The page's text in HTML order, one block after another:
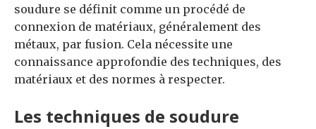
soudure se définit comme un procédé de
connexion de matériaux, généralement des
métaux, par fusion. Cela nécessite une
connaissance approfondie des techniques, des
matériaux et des normes à respecter.
Les techniques de soudure